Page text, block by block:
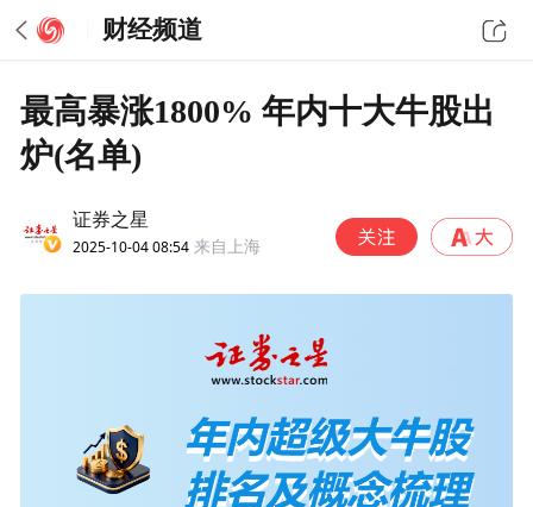
财经频道
最高暴涨1800% 年内十大牛股出
炉(名单)
证券之星
2025-10-04 08:54 来自上海